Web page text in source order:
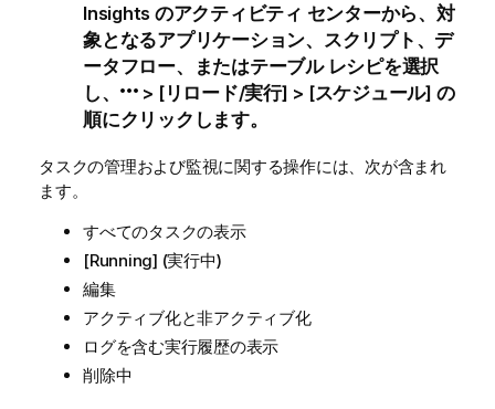
Insights のアクティビティ センターから、対
象となるアプリケーション、スクリプト、デ
ータフロー、またはテーブル レシピを選択
し、
> [リロード/実行] > [スケジュール] の
順にクリックします。
タスクの管理および監視に関する操作には、次が含まれ
ます。
すべてのタスクの表示
[Running] (実行中)
編集
アクティブ化と非アクティブ化
ログを含む実行履歴の表示
削除中